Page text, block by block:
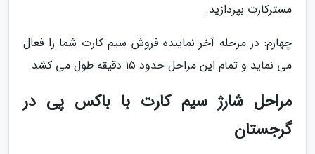
مسترکارت بپردازید.
چهارم: در مرحله آخر نماینده فروش سیم کارت شما را فعال
می نماید و تمام این مراحل حدود 15 دقیقه طول می کشد.
مراحل شارژ سیم کارت با باکس پی در
گرجستان